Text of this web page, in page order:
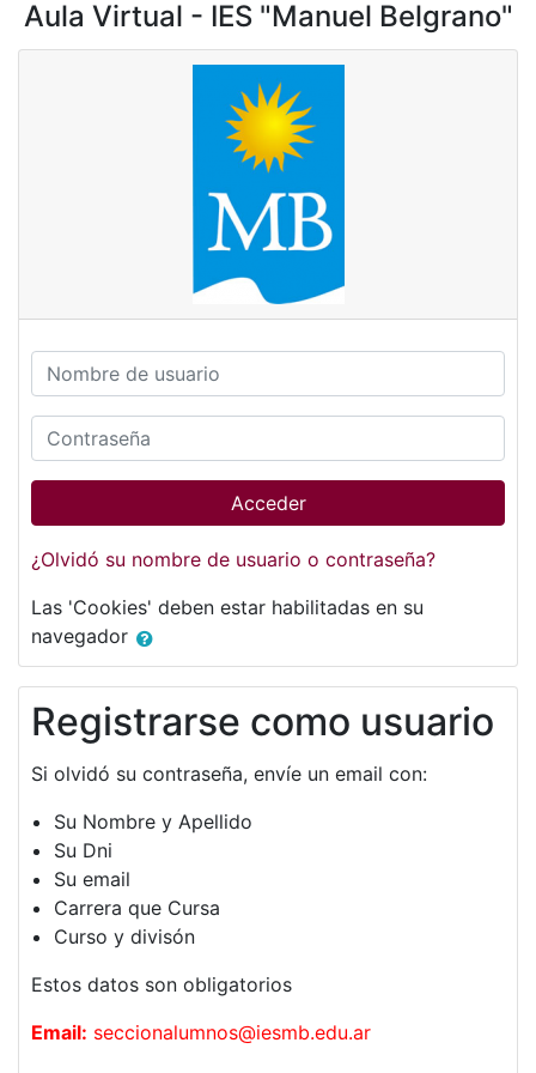
Aula Virtual - IES "Manuel Belgrano"
Salta al contenido principal
Aula virtual - IES
Nombre de usuario
Contraseña
Acceder
¿Olvidó su nombre de usuario o contraseña?
Las 'Cookies' deben estar habilitadas en su
navegador
Registrarse como usuario
Si olvidó su contraseña, envíe un email con:
Su Nombre y Apellido
Su Dni
Su email
Carrera que Cursa
Curso y divisón
Estos datos son obligatorios
Email: seccionalumnos@iesmb.edu.ar